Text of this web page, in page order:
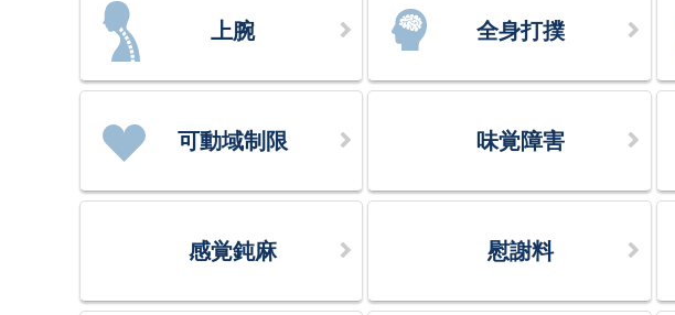
上腕 全身打撲
可動域制限 味覚障害
感覚鈍麻 慰謝料